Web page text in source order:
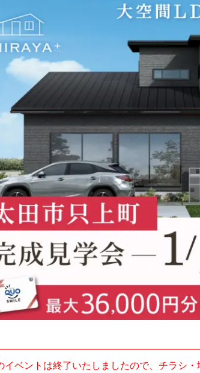
イベントは終了いたしましたので、チラシ・